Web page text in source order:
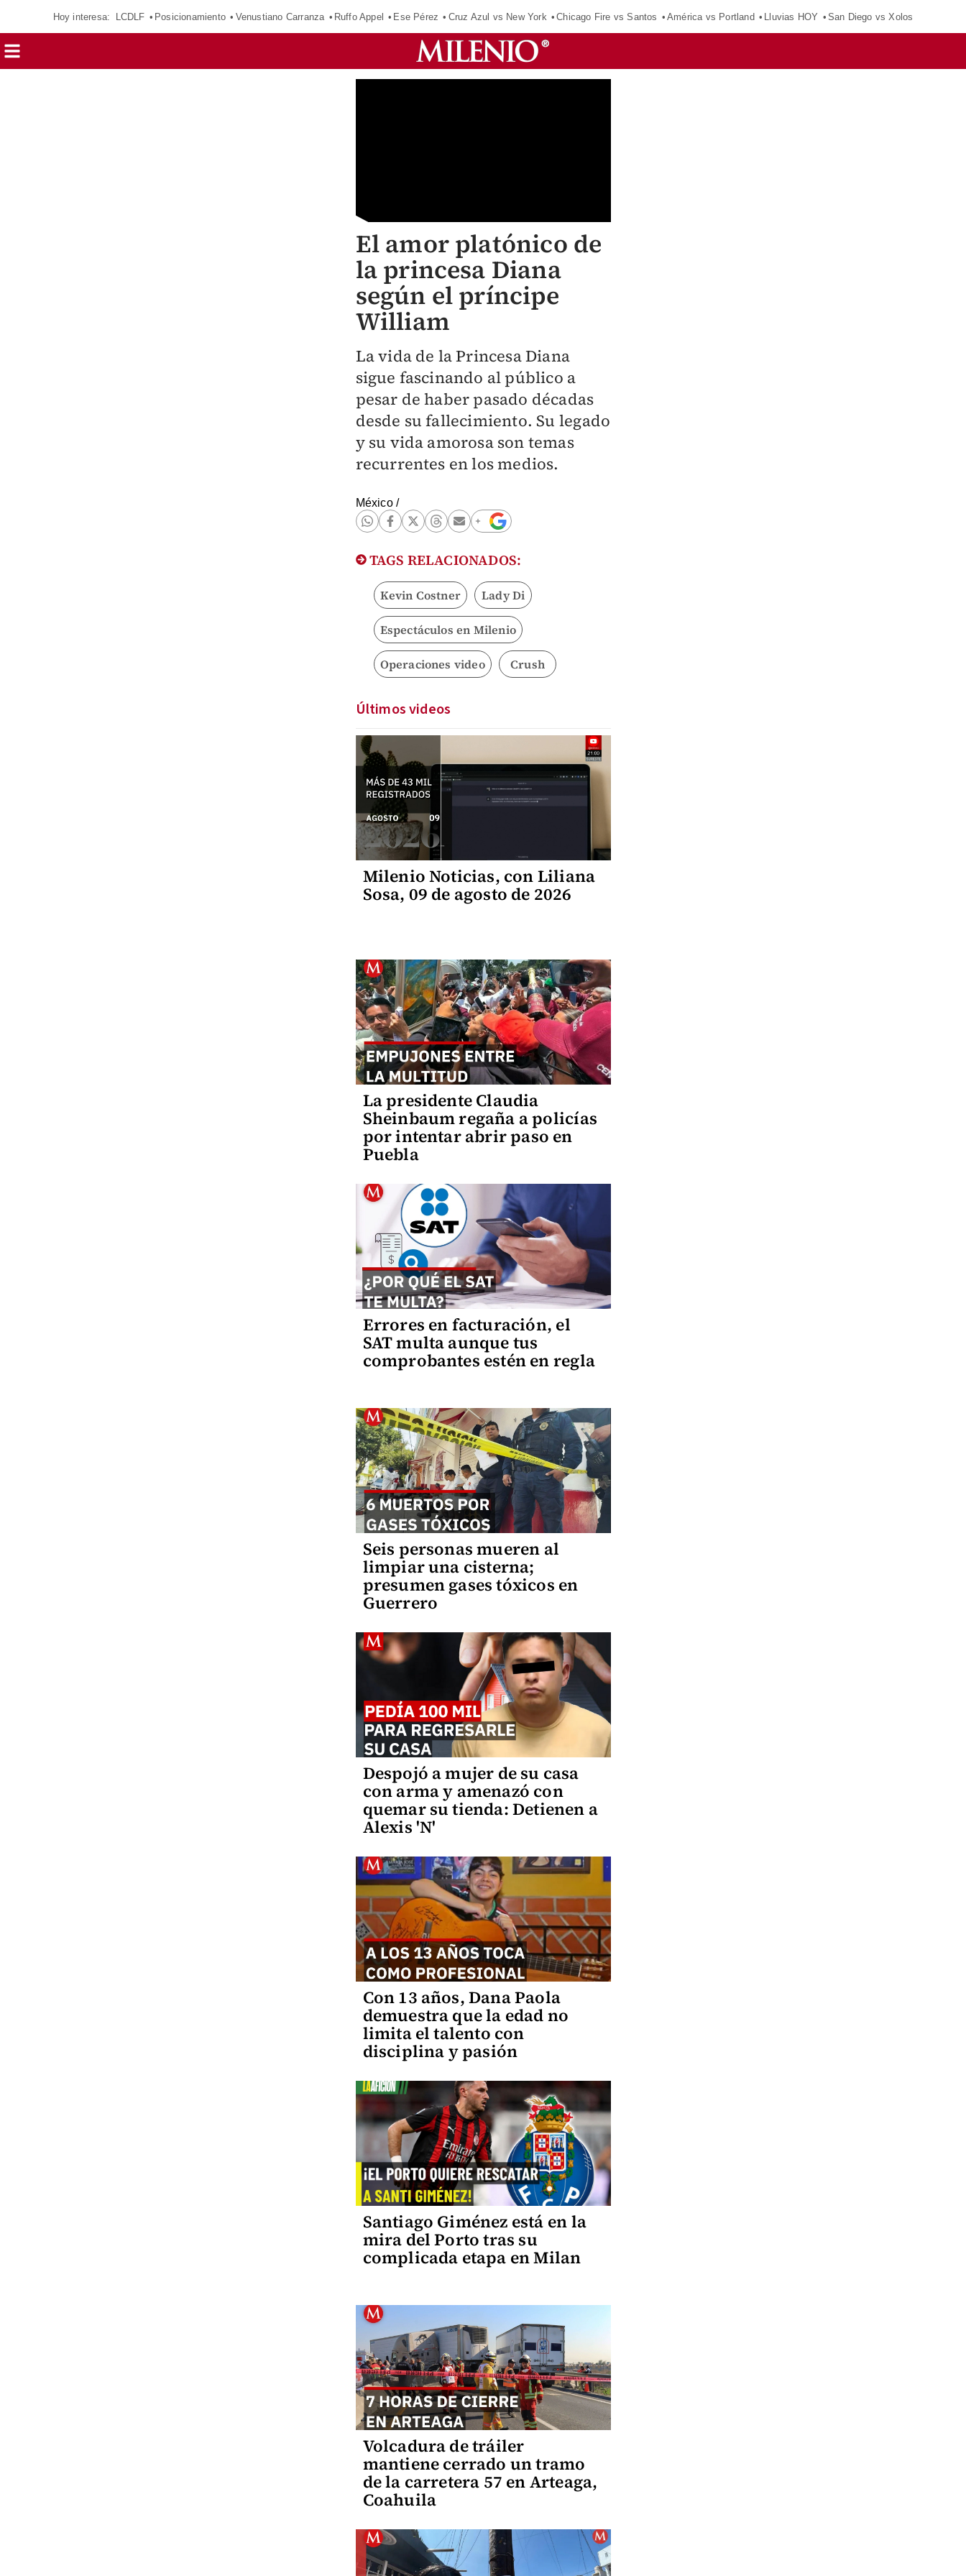
Hoy interesa: LCDLF Posicionamiento Venustiano Carranza Ruffo Appel Ese Pérez Cruz Azul vs New York Chicago Fire vs Santos América vs Portland Lluvias HOY San Diego vs Xolos
El amor platónico de
la princesa Diana
según el príncipe
William
La vida de la Princesa Diana
sigue fascinando al público a
pesar de haber pasado décadas
desde su fallecimiento. Su legado
y su vida amorosa son temas
recurrentes en los medios.
México/
TAGS RELACIONADOS:
Kevin Costner Lady Di
Espectáculos en Milenio
Operaciones video Crush
Últimos videos
Milenio Noticias, con Liliana
Sosa, 09 de agosto de 2026
La presidente Claudia
Sheinbaum regaña a policías
por intentar abrir paso en
Puebla
Errores en facturación, el
SAT multa aunque tus
comprobantes estén en regla
Seis personas mueren al
limpiar una cisterna;
presumen gases tóxicos en
Guerrero
Despojó a mujer de su casa
con arma y amenazó con
quemar su tienda: Detienen a
Alexis 'N'
Con 13 años, Dana Paola
demuestra que la edad no
limita el talento con
disciplina y pasión
Santiago Giménez está en la
mira del Porto tras su
complicada etapa en Milan
Volcadura de tráiler
mantiene cerrado un tramo
de la carretera 57 en Arteaga,
Coahuila